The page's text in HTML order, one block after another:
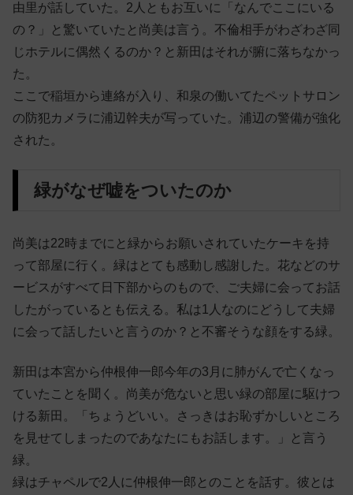
由里が話していた。2人ともお互いに「なんでここにいる
の？」と驚いていたと尚美は言う。不倫相手がわざわざ同
じホテルに偶然くるのか？と新田はそれが腑に落ちなかっ
た。
ここで稲垣から連絡が入り、和泉の働いてたペットサロン
の防犯カメラに浦辺幹夫が写っていた。浦辺の警備が強化
された。
緑がなぜ嘘をついたのか
尚美は22時までにと緑からお願いされていたケーキを持
って部屋に行く。緑はとても感動し感謝した。花などのサ
ービスがすべて日下部からのもので、ご夫婦に会ってお話
したがっているとも伝える。私は1人なのにどうして夫婦
に会って話したいと言うのか？と不審そうな顔をする緑。
新田は本宮から仲根伸一郎今年の3月に肺がんで亡くなっ
ていたことを聞く。尚美が危ないと思い緑の部屋に駆けつ
ける新田。「ちょうどいい。さっきはお恥ずかしいところ
を見せてしまったのであなたにもお話します。」と言う
緑。
緑はチャペルで2人に仲根伸一郎とのことを話す。彼とは